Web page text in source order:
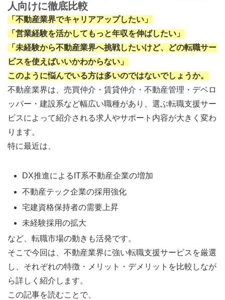
人向けに徹底比較
「不動産業界でキャリアアップしたい」
「営業経験を活かしてもっと年収を伸ばしたい」
「未経験から不動産業界へ挑戦したいけど、どの転職サー
ビスを使えばいいかわからない」
このように悩んでいる方は多いのではないでしょうか。
不動産業界は、売買仲介・賃貸仲介・不動産管理・デベロ
ッパー・建設系など幅広い職種があり、選ぶ転職支援サー
ビスによって紹介される求人やサポート内容が大きく変わ
ります。
特に最近は、
DX推進によるIT系不動産企業の増加
不動産テック企業の採用強化
宅建資格保持者の需要上昇
未経験採用の拡大
など、転職市場の動きも活発です。
そこで今回は、不動産業界に強い転職支援サービスを厳選
し、それぞれの特徴・メリット・デメリットを比較しなが
ら詳しく紹介します。
この記事を読むことで、